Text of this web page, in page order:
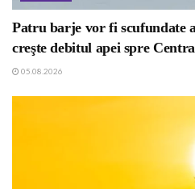
Patru barje vor fi scufundate
creşte debitul apei spre
05.08.2026